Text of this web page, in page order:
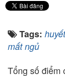
Tags:
mất ngủ
Tổng số điểm